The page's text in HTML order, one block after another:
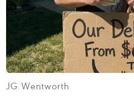
World Cup 2022.
JG Wentworth